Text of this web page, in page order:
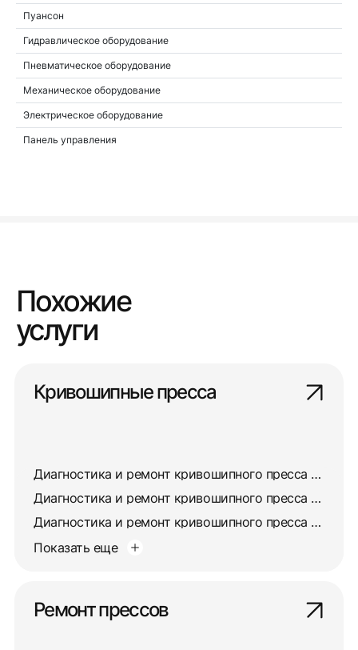
Пуансон
Гидравлическое оборудование
Пневматическое оборудование
Механическое оборудование
Электрическое оборудование
Панель управления
Похожие
услуги
Кривошипные пресса
Диагностика и ремонт кривошипного пресса КД2324
Диагностика и ремонт кривошипного пресса КД2134
Диагностика и ремонт кривошипного пресса КД2318
Показать еще
Ремонт прессов